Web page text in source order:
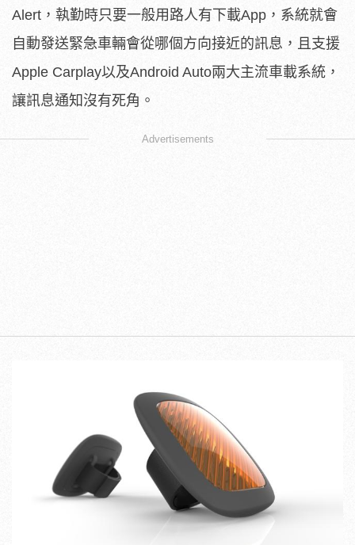
Alert，執勤時只要一般用路人有下載App，系統就會
自動發送緊急車輛會從哪個方向接近的訊息，且支援
Apple Carplay以及Android Auto兩大主流車載系統，
讓訊息通知沒有死角。
Advertisements